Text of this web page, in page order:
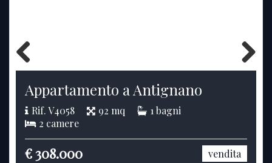
Previous Next
Appartamento a Antignano
Rif. V4058 92 mq
1 bagni
2 camere
€ 308.000 vendita